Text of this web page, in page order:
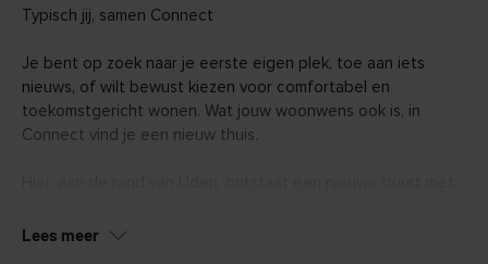
Typisch jij, samen Connect
Je bent op zoek naar je eerste eigen plek, toe aan iets
nieuws, of wilt bewust kiezen voor comfortabel en
toekomstgericht wonen. Wat jouw woonwens ook is, in
Connect vind je een nieuw thuis.
penthouses en een aantal grondgebonden woningen.
Lees meer